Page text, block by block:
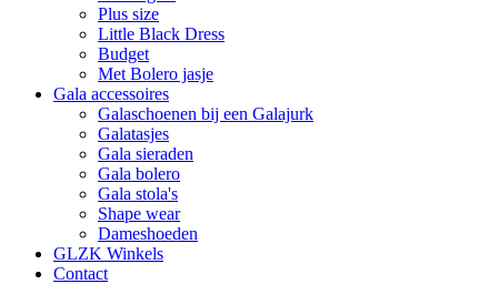
Plus size
Little Black Dress
Budget
Met Bolero jasje
Gala accessoires
Galaschoenen bij een Galajurk
Galatasjes
Gala sieraden
Gala bolero
Gala stola's
Shape wear
Dameshoeden
GLZK Winkels
Contact